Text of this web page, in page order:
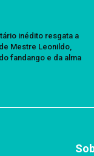
inédito resgata a
Mestre Leonildo,
fandango e da alma